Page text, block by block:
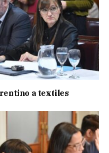
a textiles